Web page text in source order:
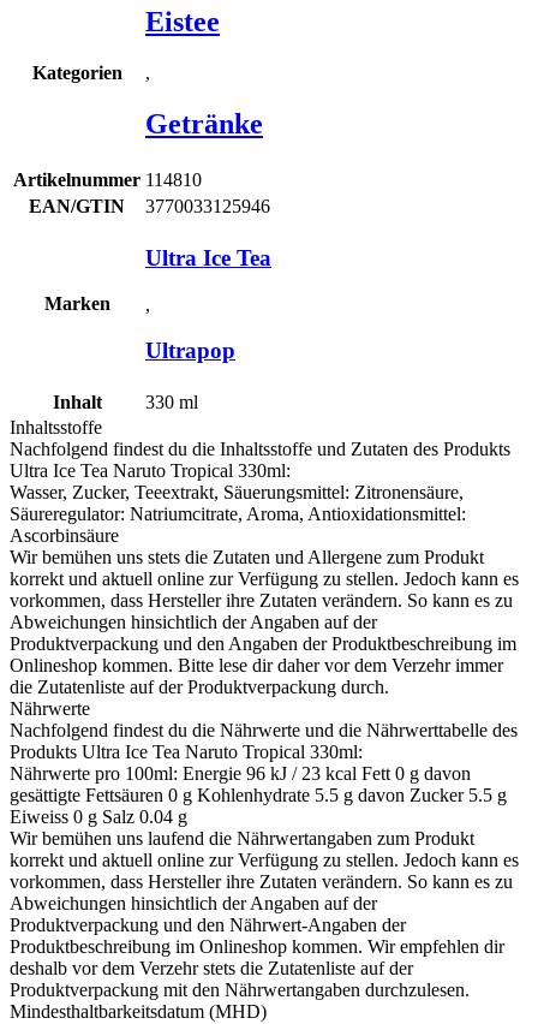
Kategorien
Eistee
,
Getränke
Artikelnummer 114810
EAN/GTIN
3770033125946
Marken
Ultra Ice Tea
,
Ultrapop
Inhalt 330 ml
Inhaltsstoffe
Nachfolgend findest du die Inhaltsstoffe und Zutaten des Produkts
Ultra Ice Tea Naruto Tropical 330ml:
Wasser, Zucker, Teeextrakt, Säuerungsmittel: Zitronensäure,
Säureregulator: Natriumcitrate, Aroma, Antioxidationsmittel:
Ascorbinsäure
Wir bemühen uns stets die Zutaten und Allergene zum Produkt
korrekt und aktuell online zur Verfügung zu stellen. Jedoch kann es
vorkommen, dass Hersteller ihre Zutaten verändern. So kann es zu
Abweichungen hinsichtlich der Angaben auf der
Produktverpackung und den Angaben der Produktbeschreibung im
Onlineshop kommen. Bitte lese dir daher vor dem Verzehr immer
die Zutatenliste auf der Produktverpackung durch.
Nährwerte
Nachfolgend findest du die Nährwerte und die Nährwerttabelle des
Produkts Ultra Ice Tea Naruto Tropical 330ml:
Nährwerte pro 100ml: Energie 96 kJ / 23 kcal Fett 0 g davon
gesättigte Fettsäuren 0 g Kohlenhydrate 5.5 g davon Zucker 5.5 g
Eiweiss 0 g Salz 0.04 g
Wir bemühen uns laufend die Nährwertangaben zum Produkt
korrekt und aktuell online zur Verfügung zu stellen. Jedoch kann es
vorkommen, dass Hersteller ihre Zutaten verändern. So kann es zu
Abweichungen hinsichtlich der Angaben auf der
Produktverpackung und den Nährwert-Angaben der
Produktbeschreibung im Onlineshop kommen. Wir empfehlen dir
deshalb vor dem Verzehr stets die Zutatenliste auf der
Produktverpackung mit den Nährwertangaben durchzulesen.
Mindesthaltbarkeitsdatum (MHD)